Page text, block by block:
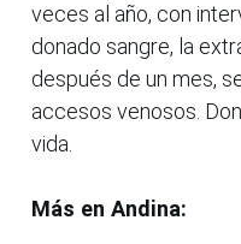
veces al año, con
donado sangre, la
después de un mes,
accesos venosos.
vida.
Más en Andina: